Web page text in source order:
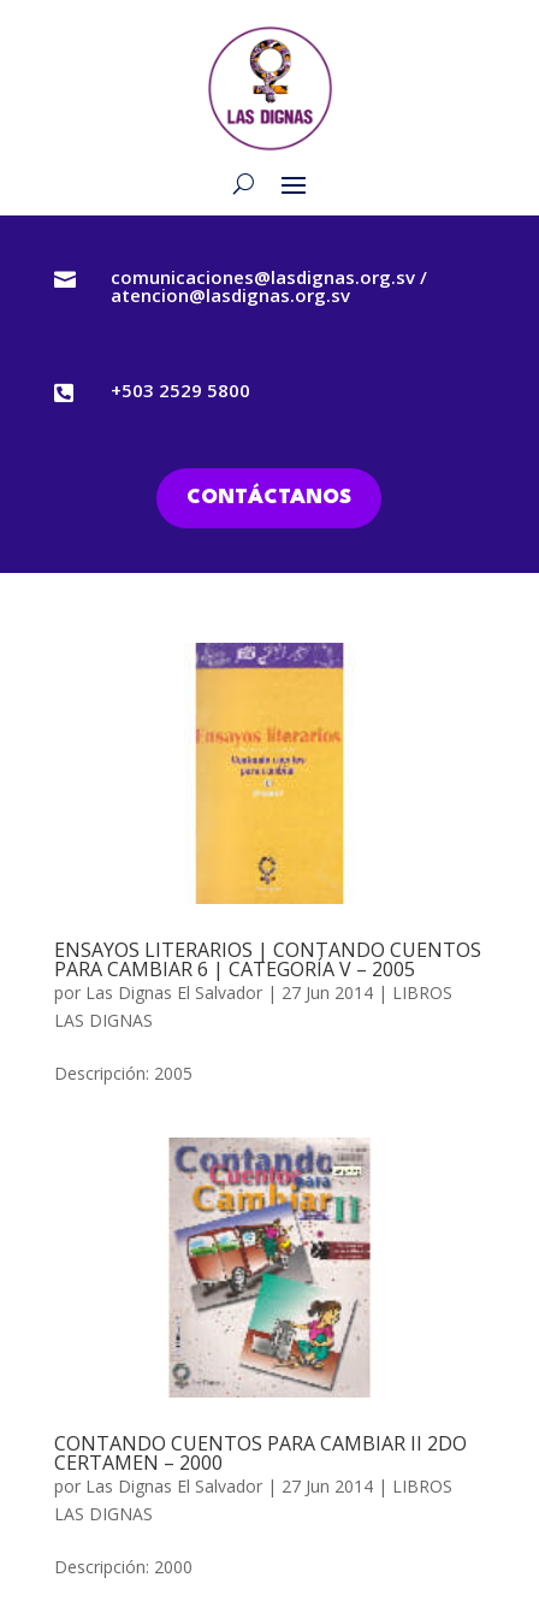
 comunicaciones@lasdignas.org.sv /
atencion@lasdignas.org.sv
 +503 2529 5800
CONTÁCTANOS
ENSAYOS LITERARIOS | CONTANDO CUENTOS
PARA CAMBIAR 6 | CATEGORÍA V – 2005
por Las Dignas El Salvador| 27 Jun 2014| LIBROS
LAS DIGNAS
Descripción: 2005
CONTANDO CUENTOS PARA CAMBIAR II 2DO
CERTAMEN – 2000
por Las Dignas El Salvador| 27 Jun 2014| LIBROS
LAS DIGNAS
Descripción: 2000